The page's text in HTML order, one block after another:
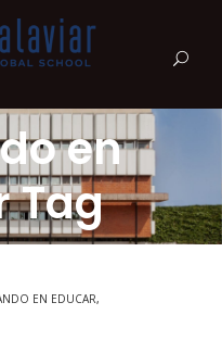
en
Tag
EN EDUCAR,